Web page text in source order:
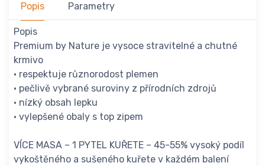
Popis Parametry
Popis
Premium by Nature je vysoce stravitelné a chutné
krmivo
• respektuje různorodost plemen
• pečlivě vybrané suroviny z přírodních zdrojů
• nízký obsah lepku
• vylepšené obaly s top zipem
VÍCE MASA – 1 PYTEL KUŘETE – 45-55% vysoký podíl
vykoštěného a sušeného kuřete v každém balení